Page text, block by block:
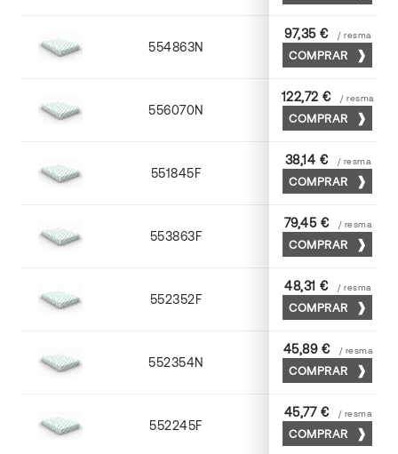
554863N 63 x 88
97,35 € / resma
COMPRAR
556070N 70 x 100
122,72 € / resma
COMPRAR
551845F 45 x 64
38,14 € / resma
COMPRAR
553863F 63 x 88
79,45 € / resma
COMPRAR
552352F 52 x 70
48,31 € / resma
COMPRAR
552354N 52 x 70
45,89 € / resma
COMPRAR
552245F 45 x 64
45,77 € / resma
COMPRAR